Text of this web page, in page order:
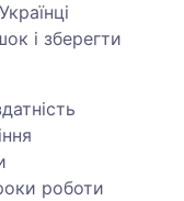
і зберегти
роботи